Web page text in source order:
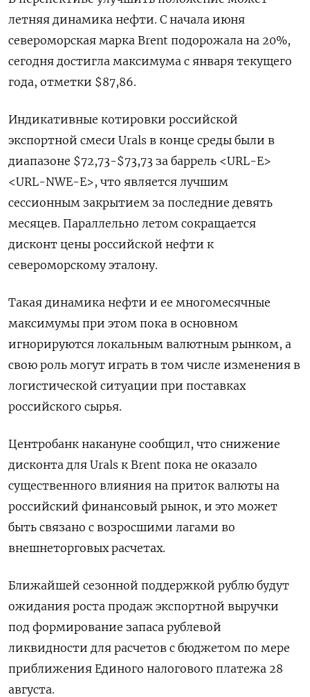
летняя динамика нефти. С начала июня
североморская марка Brent подорожала на 20%,
сегодня достигла максимума с января текущего
года, отметки $87,86.
Индикативные котировки российской
экспортной смеси Urals в конце среды были в
диапазоне $72,73-$73,73 за баррель <URL-E>
<URL-NWE-E>, что является лучшим
сессионным закрытием за последние девять
месяцев. Параллельно летом сокращается
дисконт цены российской нефти к
североморскому эталону.
Такая динамика нефти и ее многомесячные
максимумы при этом пока в основном
игнорируются локальным валютным рынком, а
свою роль могут играть в том числе изменения в
логистической ситуации при поставках
российского сырья.
Центробанк накануне сообщил, что снижение
дисконта для Urals к Brent пока не оказало
существенного влияния на приток валюты на
российский финансовый рынок, и это может
быть связано с возросшими лагами во
внешнеторговых расчетах.
Ближайшей сезонной поддержкой рублю будут
ожидания роста продаж экспортной выручки
под формирование запаса рублевой
ликвидности для расчетов с бюджетом по мере
приближения Единого налогового платежа 28
августа.